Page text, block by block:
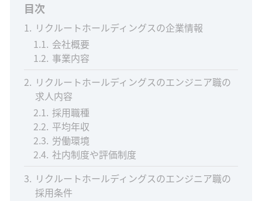
目次
1 リクルートホールディングスの企業情報
1.1 会社概要
1.2 事業内容
2 リクルートホールディングスのエンジニア職の
求人内容
2.1 採用職種
2.2 平均年収
2.3 労働環境
2.4 社内制度や評価制度
3 リクルートホールディングスのエンジニア職の
採用条件